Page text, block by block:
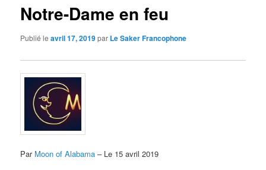
Notre-Dame en feu
Publié leavril 17, 2019par Le Saker Francophone
Par Moon of Alabama – Le 15 avril 2019